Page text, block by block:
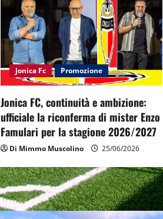
Jonica Fc Promozione
Jonica FC, continuità e ambizione:
ufficiale la riconferma di mister Enzo
Famulari per la stagione 2026/2027
Di Mimmo Muscolino 25/06/2026